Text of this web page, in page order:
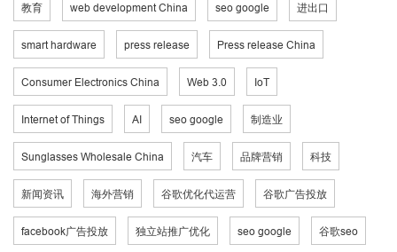
教育 web development China seo google 进出口
smart hardware press release Press release China
Consumer Electronics China Web 3.0 IoT
Internet of Things AI seo google 制造业
Sunglasses Wholesale China 汽车 品牌营销 科技
新闻资讯 海外营销 谷歌优化代运营 谷歌广告投放
facebook广告投放 独立站推广优化 seo google 谷歌seo